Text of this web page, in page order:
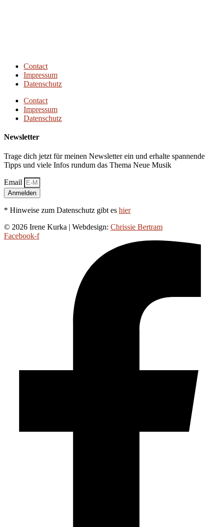
Contact
Impressum
Datenschutz
Contact
Impressum
Datenschutz
Newsletter
Trage dich jetzt für meinen Newsletter ein und erhalte spannende
Tipps und viele Infos rundum das Thema Neue Musik
Email
Anmelden
* Hinweise zum Datenschutz gibt es hier
© 2026 Irene Kurka | Webdesign: Chrissie Bertram
Facebook-f